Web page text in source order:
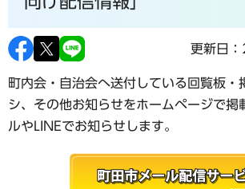
更新日
町内会・自治会へ送付している回覧板・
シ、その他お知らせをホームページで掲
ルやLINEでお知らせします。